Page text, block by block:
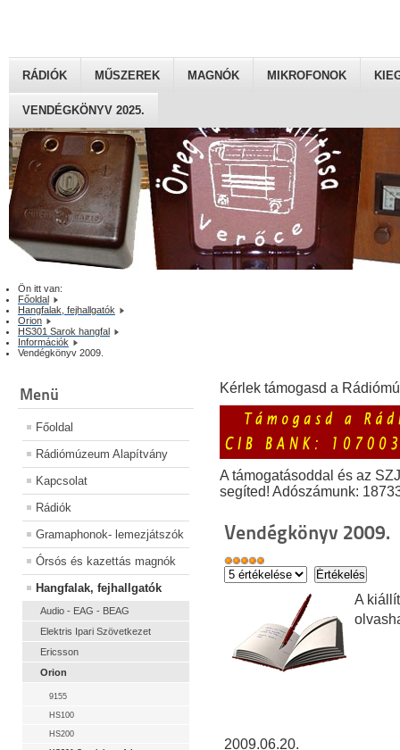
RÁDIÓK MŰSZEREK MAGNÓK MIKROFONOK
VENDÉGKÖNYV 2025.
Ön itt van:
Főoldal
Hangfalak, fejhallgatók
Orion
HS301 Sarok hangfal
Információk
Vendégkönyv 2009.
Menü
Főoldal
Rádiómúzeum Alapítvány
Kapcsolat
Rádiók
Gramaphonok- lemezjátszók
Órsós és kazettás magnók
Hangfalak, fejhallgatók
Audio - EAG - BEAG
Elektris Ipari Szövetkezet
Ericsson
Orion
9155
HS100
HS200
Kérlek támogasd a
A támogatásoddal és az
segíted! Adószámunk:
Vendégkönyv 2009.
A
2009.06.20.